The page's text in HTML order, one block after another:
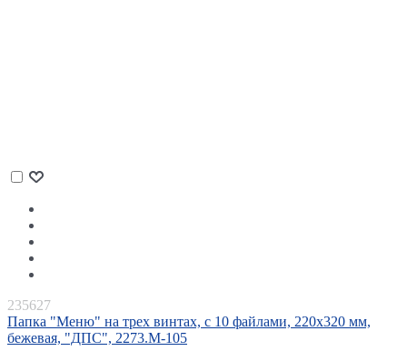
235627
Папка "Меню" на трех винтах, с 10 файлами, 220х320 мм,
бежевая, "ДПС", 2273.М-105